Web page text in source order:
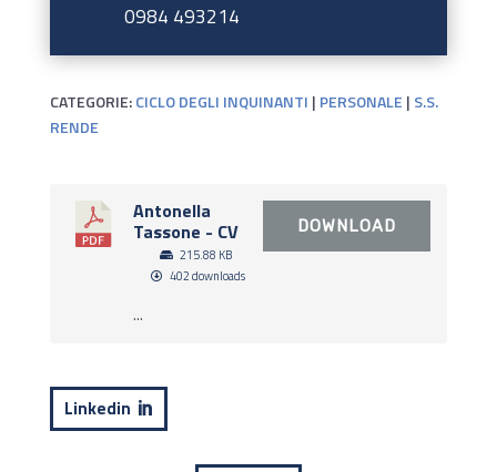
0984 493214
CATEGORIE:CICLO DEGLI INQUINANTI | PERSONALE | S.S.
RENDE
Antonella
Tassone - CV
215.88 KB
402 downloads
...
DOWNLOAD
Linkedin